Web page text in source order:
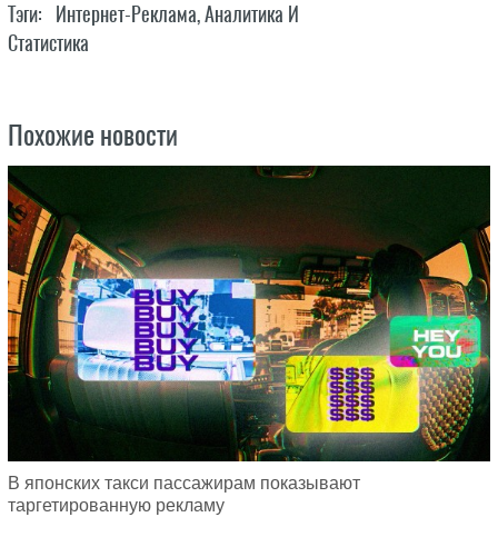
Тэги: Интернет-Реклама,Аналитика И
Статистика
Похожие новости
В японских такси пассажирам показывают
таргетированную рекламу